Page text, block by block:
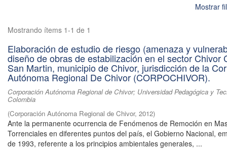
Mostrar
Mostrando ítems 1-1 de 1
Elaboración de estudio de riesgo (amenaza y
diseño de obras de estabilización en el sector Chivor
San Martin, municipio de Chivor, jurisdicción de la
Autónoma Regional De Chivor (CORPOCHIVOR).
Corporación Autónoma Regional de Chivor; Universidad Pedagógica y
Colombia
(Corporación Autónoma Regional de Chivor, 2012)
Ante la permanente ocurrencia de Fenómenos de Remoción en
Torrenciales en diferentes puntos del país, el Gobierno Nacional,
de 1993, referente a los principios ambientales generales, ...